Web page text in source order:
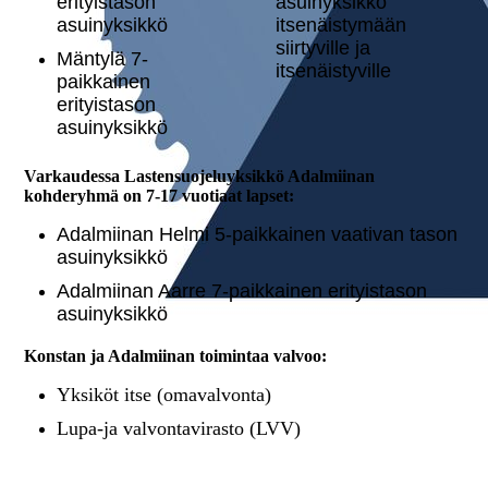
asuinyksikkö
Mäntylä 7-
paikkainen
erityistason
asuinyksikkö
itsenäistymään
siirtyville ja
itsenäistyville
Varkaudessa Lastensuojeluyksikkö Adalmiinan
kohderyhmä on 7-17 vuotiaat lapset:
Adalmiinan Helmi 5-paikkainen vaativan tason
asuinyksikkö
Adalmiinan Aarre 7-paikkainen erityistason
asuinyksikkö
Konstan ja Adalmiinan toi­min­taa valvoo:
Yksiköt itse (omavalvonta)
Lupa-ja valvontavirasto (LVV)